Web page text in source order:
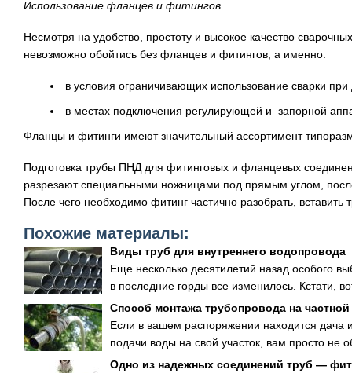
Использование фланцев и фитингов
Несмотря на удобство, простоту и высокое качество
невозможно обойтись без фланцев и фитингов, а именно:
в условия ограничивающих использование сварки
в местах подключения регулирующей и запорной
Фланцы и фитинги имеют значительный ассортимент
Подготовка трубы ПНД для фитинговых и фланцевых
разрезают специальными ножницами под прямым углом,
После чего необходимо фитинг частично разобрать, вставить
Похожие материалы:
Виды труб для внутреннего водопровода
Еще несколько десятилетий назад особого
в последние горды все изменилось. Кстати,
Способ монтажа трубопровода на
Если в вашем распоряжении находится дача
подачи воды на свой участок, вам просто не
Одно из надежных соединений труб —